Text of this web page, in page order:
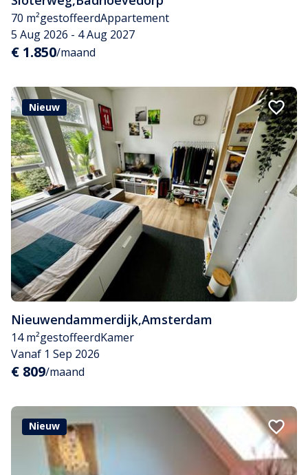
70 m²gestoffeerdAppartement
5 Aug 2026 - 4 Aug 2027
€ 1.850/maand
Nieuw
Nieuwendammerdijk,Amsterdam
14 m²gestoffeerdKamer
Vanaf 1 Sep 2026
€ 809/maand
Nieuw